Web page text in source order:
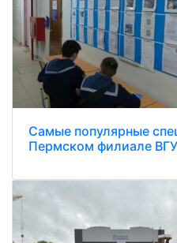
Самые популярные
Пермском филиале